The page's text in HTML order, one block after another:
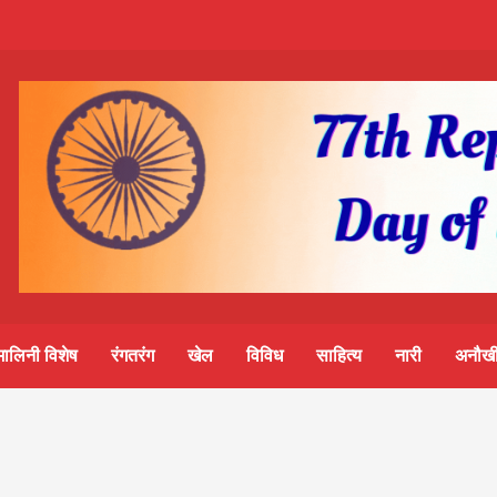
विशेष रंगतरंग खेल विविध साहित्य नारी